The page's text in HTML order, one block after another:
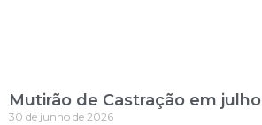
Mutirão de Castração em julho
30 de junho de 2026